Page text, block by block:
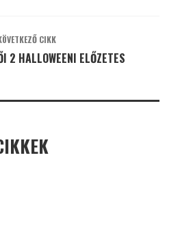
CIKK
2 HALLOWEENI ELŐZETES